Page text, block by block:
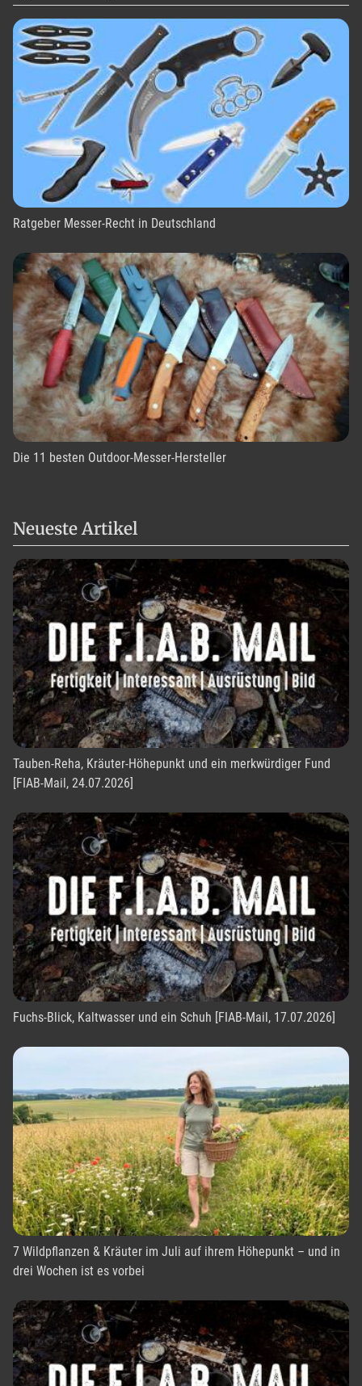
Ratgeber Messer-Recht in Deutschland
Die 11 besten Outdoor-Messer-Hersteller
Neueste Artikel
Tauben-Reha, Kräuter-Höhepunkt und ein merkwürdiger Fund
[FIAB-Mail, 24.07.2026]
Fuchs-Blick, Kaltwasser und ein Schuh [FIAB-Mail, 17.07.2026]
7 Wildpflanzen & Kräuter im Juli auf ihrem Höhepunkt – und in
drei Wochen ist es vorbei